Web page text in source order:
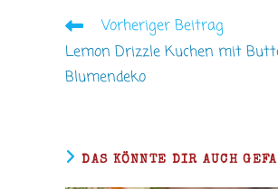
Weitere
ansehen
Vorheriger Beitrag
Lemon Drizzle Kuchen mit
Blumendeko
DAS KÖNNTE DIR AUCH